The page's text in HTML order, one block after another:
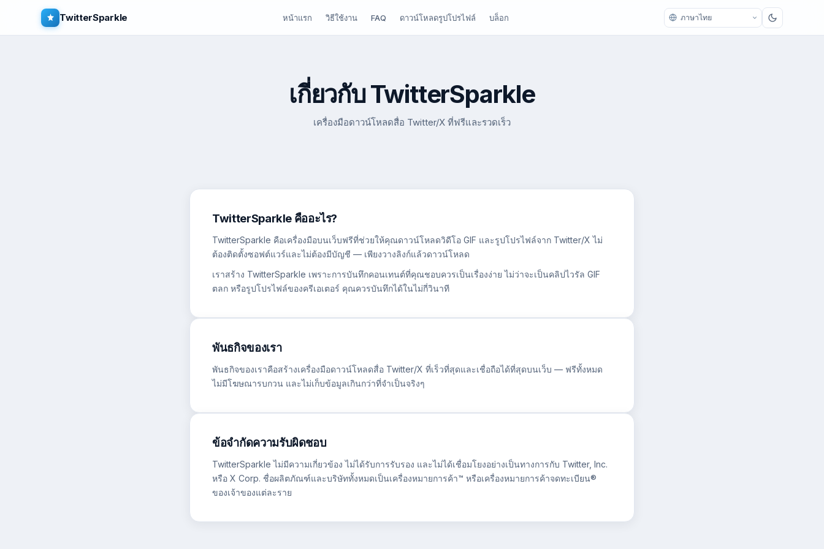
TwitterSparkle หน้าแรก วิธีใช้งาน FAQ ดาวน์โหลดรูปโปรไฟล์ บล็อก
เกี่ยวกับ TwitterSparkle
เครื่องมือดาวน์โหลดสื่อ Twitter/X ที่ฟรีและรวดเร็ว
TwitterSparkle คืออะไร?
TwitterSparkle คือเครื่องมือบนเว็บฟรีที่ช่วยให้คุณดาวน์โหลดวิดีโอ GIF และรูปโปรไฟล์จาก Twitter/X ไม่
ต้องติดตั้งซอฟต์แวร์และไม่ต้องมีบัญชี — เพียงวางลิงก์แล้วดาวน์โหลด
เราสร้าง TwitterSparkle เพราะการบันทึกคอนเทนต์ที่คุณชอบควรเป็นเรื่องง่าย ไม่ว่าจะเป็นคลิปไวรัล GIF
ตลก หรือรูปโปรไฟล์ของครีเอเตอร์ คุณควรบันทึกได้ในไม่กี่วินาที
พันธกิจของเรา
พันธกิจของเราคือสร้างเครื่องมือดาวน์โหลดสื่อ Twitter/X ที่เร็วที่สุดและเชื่อถือได้ที่สุดบนเว็บ — ฟรีทั้งหมด
ไม่มีโฆษณารบกวน และไม่เก็บข้อมูลเกินกว่าที่จำเป็นจริงๆ
ข้อจำกัดความรับผิดชอบ
TwitterSparkle ไม่มีความเกี่ยวข้อง ไม่ได้รับการรับรอง และไม่ได้เชื่อมโยงอย่างเป็นทางการกับ Twitter, Inc.
หรือ X Corp. ชื่อผลิตภัณฑ์และบริษัททั้งหมดเป็นเครื่องหมายการค้า™ หรือเครื่องหมายการค้าจดทะเบียน®
ของเจ้าของแต่ละราย